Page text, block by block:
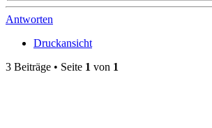
Antworten
Druckansicht
3 Beiträge • Seite 1 von 1